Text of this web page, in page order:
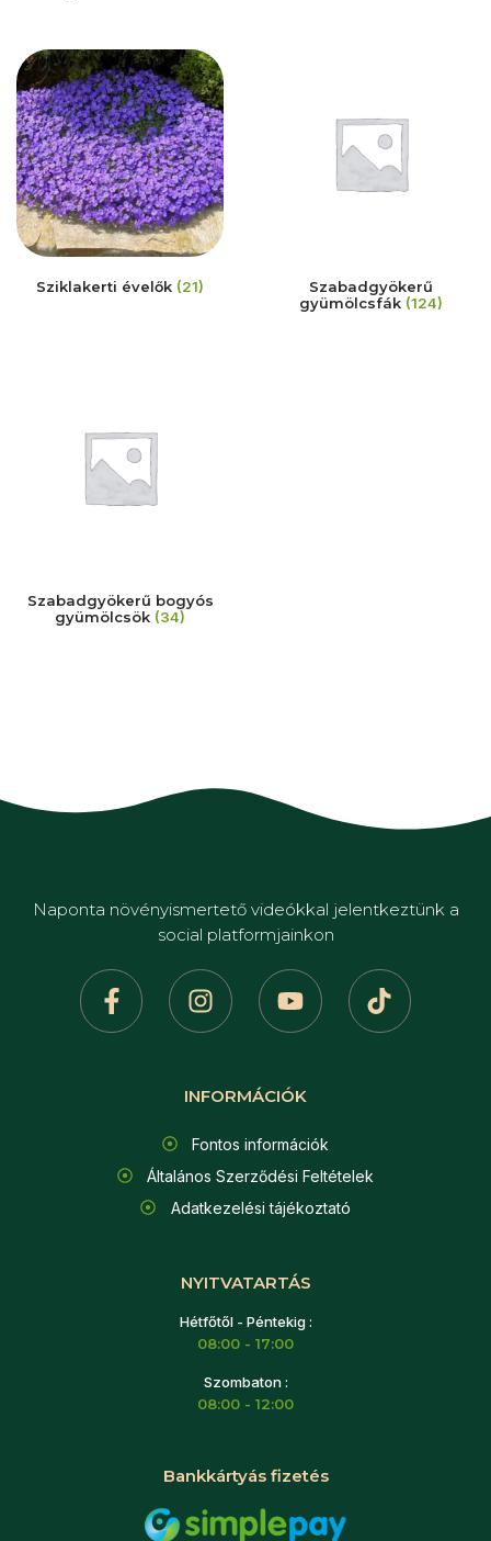
Sziklakerti évelők (21)
Szabadgyökerű
gyümölcsfák (124)
Szabadgyökerű bogyós
gyümölcsök (34)
Naponta növényismertető videókkal jelentkeztünk a
social platformjainkon
INFORMÁCIÓK
Fontos információk
Általános Szerződési Feltételek
Adatkezelési tájékoztató
NYITVATARTÁS
Hétfőtől - Péntekig :
08:00 - 17:00
Szombaton :
08:00 - 12:00
Bankkártyás fizetés